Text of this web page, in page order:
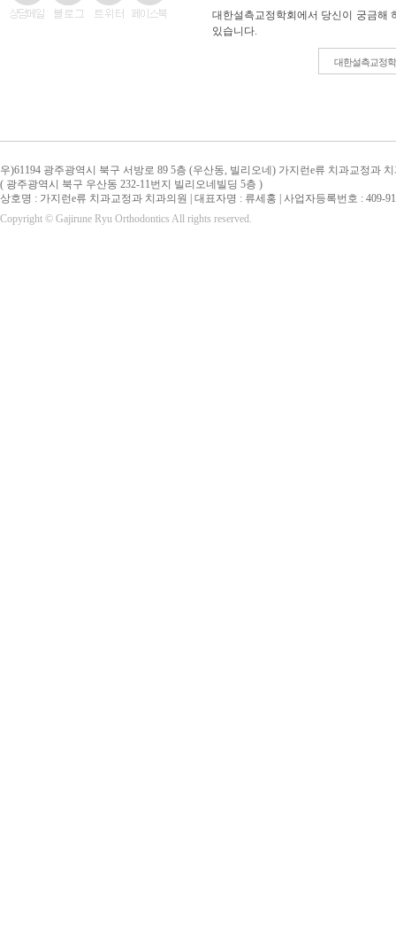
대한설측교정학회에서 당신이 궁금해
있습니다.
대한설측교정
우)61194 광주광역시 북구 서방로 89 5층 (우산동, 빌리오네) 가지런e류 치과교정과
( 광주광역시 북구 우산동 232-11번지 빌리오네빌딩 5층 )
상호명 : 가지런e류 치과교정과 치과의원 | 대표자명 : 류세홍 | 사업자등록번호 : 409-
Copyright © Gajirune Ryu Orthodontics All rights reserved.